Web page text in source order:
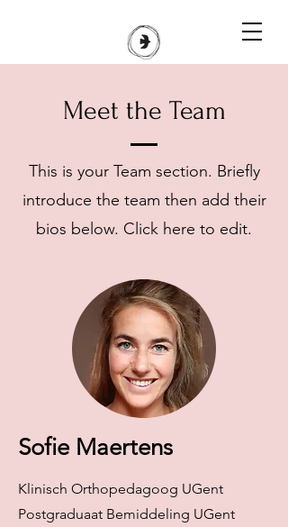
Meet the Team
This is your Team section. Briefly
introduce the team then add their
bios below. Click here to edit.
Sofie Maertens
Klinisch Orthopedagoog UGent
Postgraduaat Bemiddeling UGent